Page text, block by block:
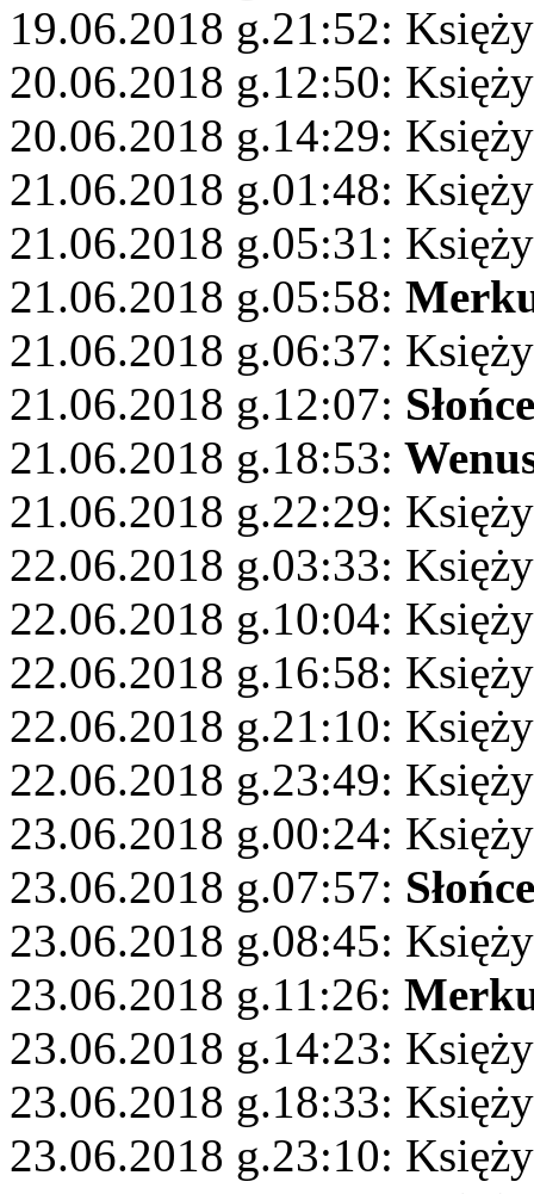
19.06.2018 g.21:52:
20.06.2018 g.12:50:
20.06.2018 g.14:29:
21.06.2018 g.01:48:
21.06.2018 g.05:31:
21.06.2018 g.05:58:
21.06.2018 g.06:37:
21.06.2018 g.12:07: Słońce
21.06.2018 g.18:53:
21.06.2018 g.22:29:
22.06.2018 g.03:33:
22.06.2018 g.10:04:
22.06.2018 g.16:58:
22.06.2018 g.21:10:
22.06.2018 g.23:49:
23.06.2018 g.00:24:
23.06.2018 g.07:57: Słońce
23.06.2018 g.08:45:
23.06.2018 g.11:26:
23.06.2018 g.14:23:
23.06.2018 g.18:33:
23.06.2018 g.23:10: